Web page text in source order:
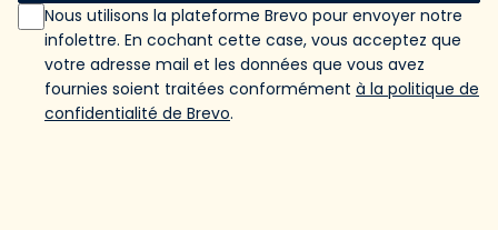
Nous utilisons la plateforme Brevo pour envoyer notre
infolettre. En cochant cette case, vous acceptez que
votre adresse mail et les données que vous avez
fournies soient traitées conformément à la politique de
confidentialité de Brevo.